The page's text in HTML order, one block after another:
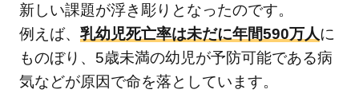
の国
際目
標
2.1
新しい課題が浮き彫りとなったのです。
例えば、 乳幼児死亡率は未だに年間590万人に
ものぼり、5歳未満の幼児が予防可能である病
気などが原因で命を落としています。